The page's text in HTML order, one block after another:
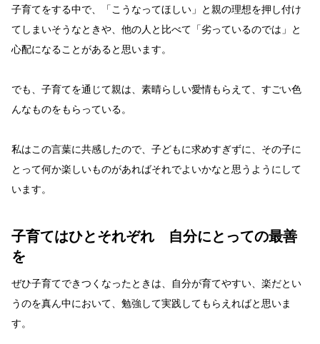
子育てをする中で、「こうなってほしい」と親の理想を押し付け
てしまいそうなときや、他の人と比べて「劣っているのでは」と
心配になることがあると思います。
でも、子育てを通じて親は、素晴らしい愛情もらえて、すごい色
んなものをもらっている。
私はこの言葉に共感したので、子どもに求めすぎずに、その子に
とって何か楽しいものがあればそれでよいかなと思うようにして
います。
子育てはひとそれぞれ 自分にとっての最善
を
ぜひ子育てできつくなったときは、自分が育てやすい、楽だとい
うのを真ん中において、勉強して実践してもらえればと思いま
す。